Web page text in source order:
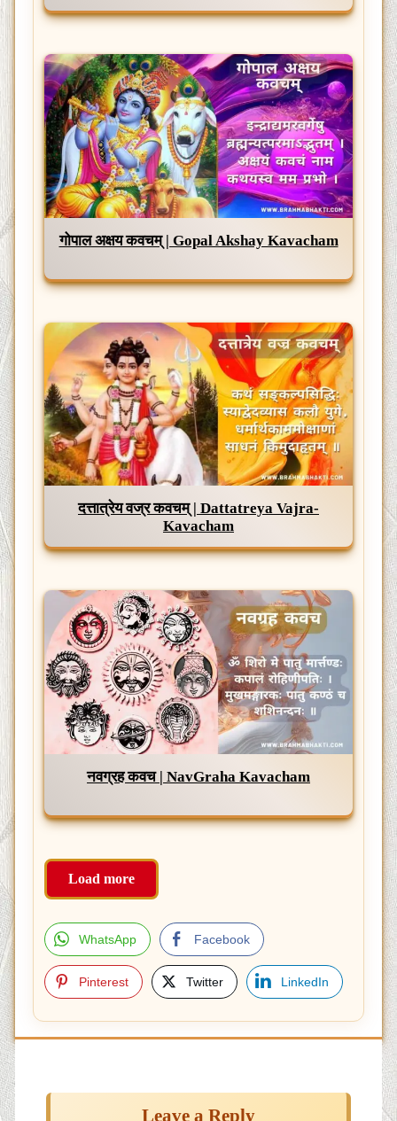
गोपाल अक्षय कवचम् | Gopal Akshay Kavacham
दत्तात्रेय वज्र कवचम् | Dattatreya Vajra-
Kavacham
नवग्रह कवच | NavGraha Kavacham
Load more
WhatsApp Facebook
Pinterest Twitter LinkedIn
Leave a Reply